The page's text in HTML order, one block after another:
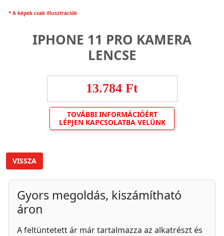
* A képek csak illusztrációk
IPHONE 11 PRO KAMERA
LENCSE
13.784 Ft
TOVÁBBI INFORMÁCIÓÉRT
LÉPJEN KAPCSOLATBA VELÜNK
VISSZA
Gyors megoldás, kiszámítható
áron
A feltüntetett ár már tartalmazza az alkatrészt és